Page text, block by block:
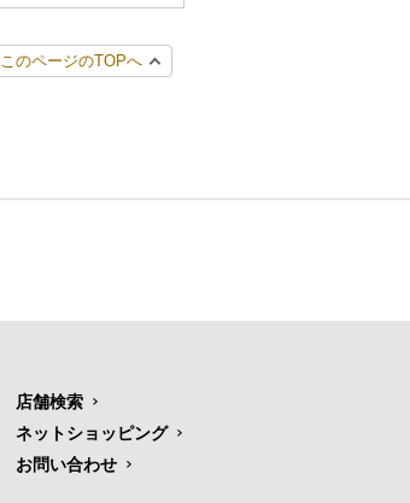
このページのTOPへ
店舗検索
ネットショッピング
お問い合わせ